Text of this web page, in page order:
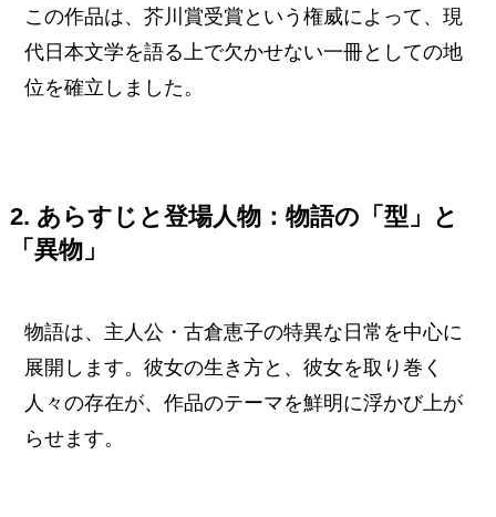
この作品は、芥川賞受賞という権威によって、現
代日本文学を語る上で欠かせない一冊としての地
位を確立しました。
2. あらすじと登場人物：物語の「型」と
「異物」
物語は、主人公・古倉恵子の特異な日常を中心に
展開します。彼女の生き方と、彼女を取り巻く
人々の存在が、作品のテーマを鮮明に浮かび上が
らせます。